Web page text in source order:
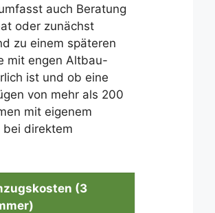
auch Beratung
oder zunächst
zu einem späteren
mit engen Altbau-
ist und ob eine
von mehr als 200
mit eigenem
direktem
(3